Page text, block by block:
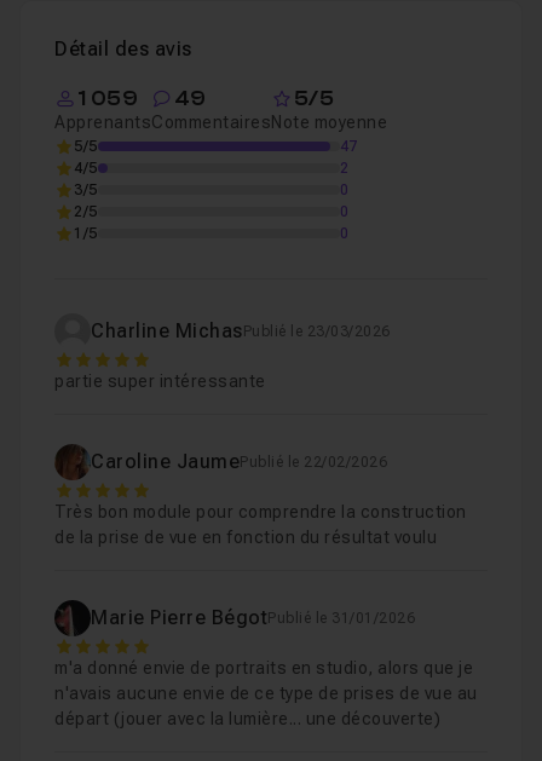
Leçon 6 En Studio Partie 2, finalisation de la lumière ,
Détail des avis
1 059
Apprenants
49
Commentaires
5/5
Note moyenne
5/5
47
4/5
2
3/5
0
2/5
0
1/5
0
Charline Michas Publié le 23/03/2026
5
partie super intéressante
Caroline JaumePublié le 22/02/2026
5
Très bon module pour comprendre la construction
de la prise de vue en fonction du résultat voulu
Marie Pierre Bégot Publié le 31/01/2026
5
m'a donné envie de portraits en studio, alors que je
n'avais aucune envie de ce type de prises de vue au
départ (jouer avec la lumière... une découverte)